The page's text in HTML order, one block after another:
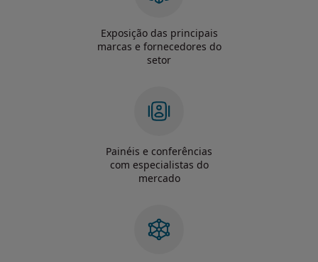
Exposição das principais
marcas e fornecedores do
setor
Painéis e conferências
com especialistas do
mercado